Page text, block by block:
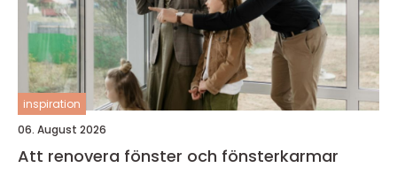
inspiration
06. August 2026
Att renovera fönster och fönsterkarmar